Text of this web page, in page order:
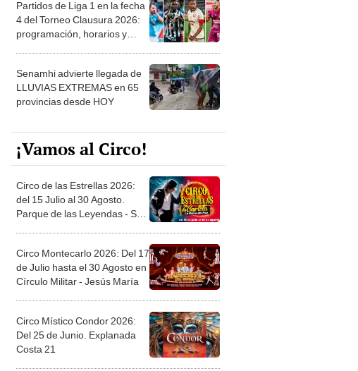
Partidos de Liga 1 en la fecha
4 del Torneo Clausura 2026:
programación, horarios y
Senamhi advierte llegada de
LLUVIAS EXTREMAS en 65
provincias desde HOY
¡Vamos al Circo!
Circo de las Estrellas 2026:
del 15 Julio al 30 Agosto.
Parque de las Leyendas - San
Circo Montecarlo 2026: Del 17
de Julio hasta el 30 Agosto en
Círculo Militar - Jesús María
Circo Místico Condor 2026:
Del 25 de Junio. Explanada
Costa 21